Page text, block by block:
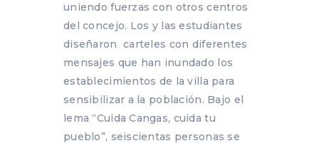
uniendo fuerzas con otros centros
del concejo. Los y las estudiantes
diseñaron carteles con diferentes
mensajes que han inundado los
establecimientos de la villa para
sensibilizar a la población. Bajo el
lema “Cuida Cangas, cuida tu
pueblo”, seiscientas personas se